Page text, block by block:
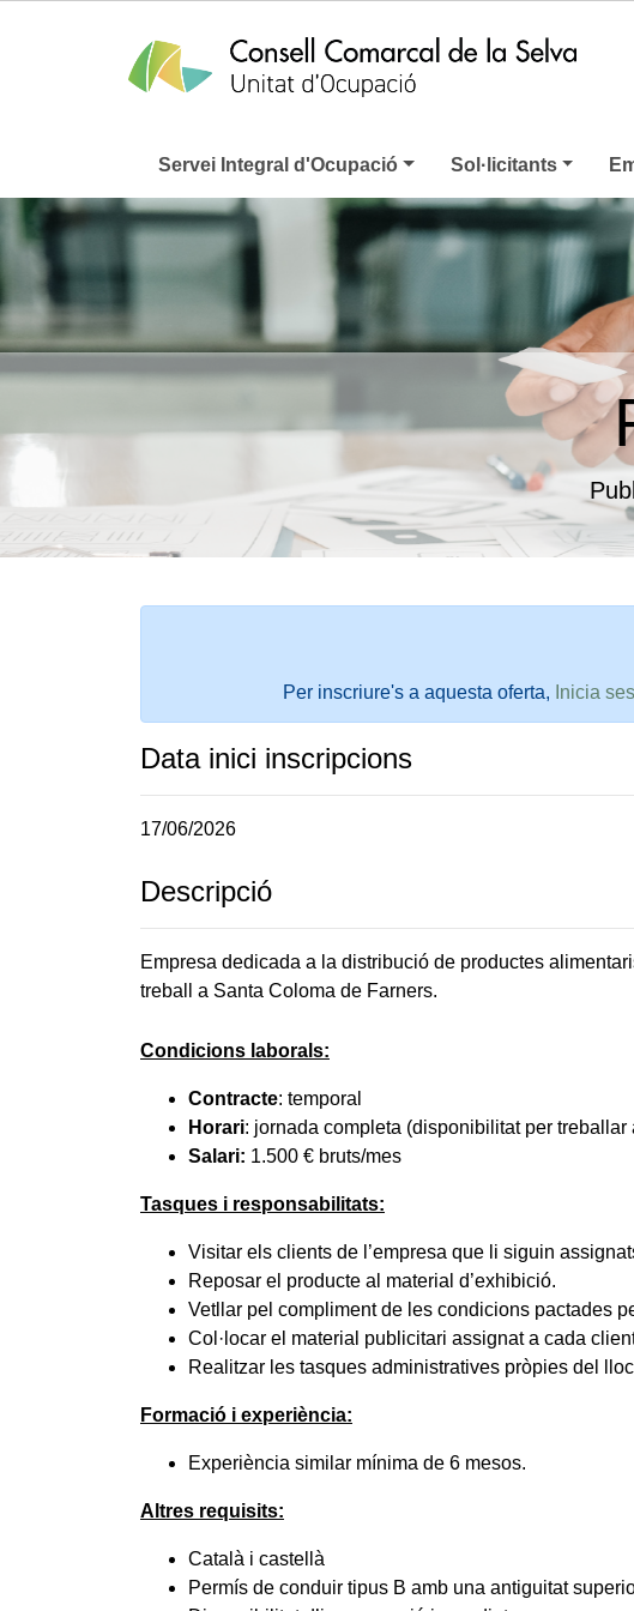
Servei Integral d'Ocupació Sol·licitants
Per inscriure's a aquesta oferta, Inicia
Data inici inscripcions
17/06/2026
Descripció
Empresa dedicada a la distribució de productes
treball a Santa Coloma de Farners.
Condicions laborals:
Contracte: temporal
Horari: jornada completa (disponibilitat per treballar
Salari: 1.500 € bruts/mes
Tasques i responsabilitats:
Visitar els clients de l’empresa que li siguin
Reposar el producte al material d’exhibició.
Vetllar pel compliment de les condicions pactades
Col·locar el material publicitari assignat a cada
Realitzar les tasques administratives pròpies del
Formació i experiència:
Experiència similar mínima de 6 mesos.
Altres requisits:
Català i castellà
Permís de conduir tipus B amb una antiguitat